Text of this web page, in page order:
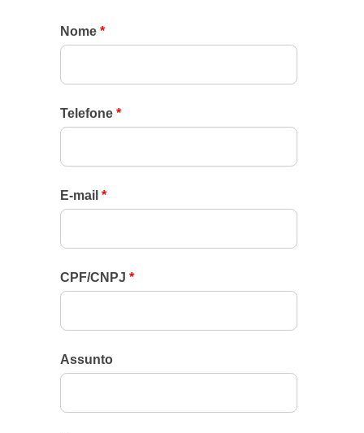
Nome *
Telefone *
E-mail *
CPF/CNPJ *
Assunto